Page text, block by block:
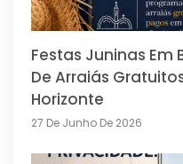
Festas Juninas Em
De Arraiás
Horizonte
27 De Junho De 2026